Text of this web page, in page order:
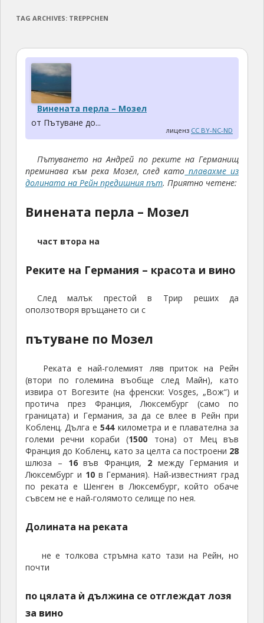
TAG ARCHIVES: TREPPCHEN
Винената перла – Мозел
от Пътуване до...
лиценз CC BY-NC-ND
Пътуването на Андрей по реките на Германищ
преминава към река Мозел, след като плавахме из
долината на Рейн предишния път. Приятно четене:
Винената перла – Мозел
част втора на
Реките на Германия – красота и вино
След малък престой в Трир реших да
оползотворя връщането си с
пътуване по Мозел
Реката е най-големият ляв приток на Рейн
(втори по големина въобще след Майн), като
извира от Вогезите (на френски: Vosges, „Вож“) и
протича през Франция, Люксембург (само по
границата) и Германия, за да се влее в Рейн при
Кобленц. Дълга е544километра и е плавателна за
големи речни кораби (1500 тона) от Мец във
Франция до Кобленц, като за целта са построени 28
шлюза – 16във Франция, 2между Германия и
Люксембург и 10в Германия). Най-известният град
по реката е Шенген в Люксембург, който обаче
съвсем не е най-голямото селище по нея.
Долината на реката
не е толкова стръмна като тази на Рейн, но
почти
по цялата ѝ дължина се отглеждат лозя
за вино